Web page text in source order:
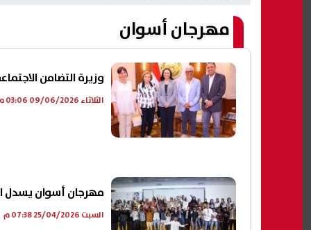
مهرجان أسوان
وزيرة التضامن
الثلاثاء 09/06/2026 03:06 م
مهرجان أسوان يسدل
السبت 25/04/2026 07:38 م